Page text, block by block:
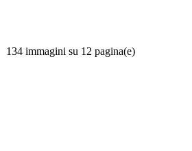
134 immagini su 12 pagina(e)